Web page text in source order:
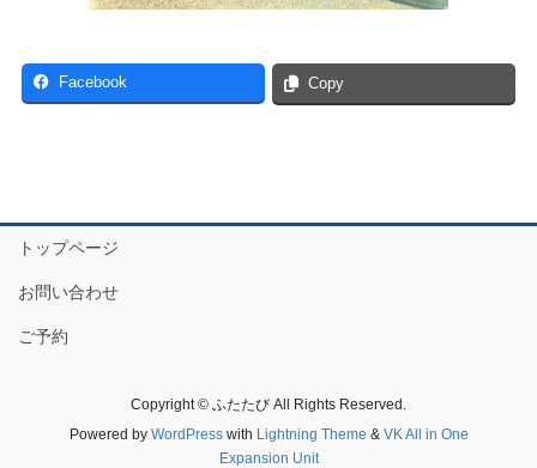
Facebook Copy
トップページ
お問い合わせ
ご予約
Copyright © ふたたび All Rights Reserved.
Powered by WordPresswith Lightning Theme & VK All in One
Expansion Unit